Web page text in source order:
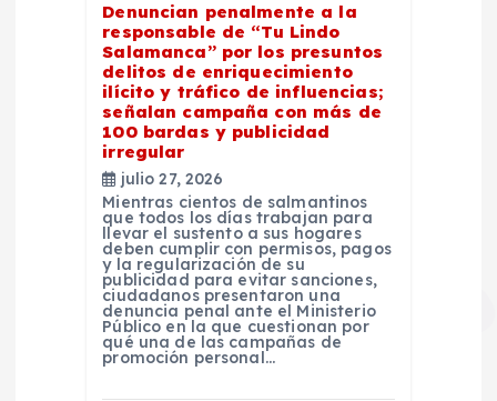
Denuncian penalmente a la
responsable de “Tu Lindo
Salamanca” por los presuntos
delitos de enriquecimiento
ilícito y tráfico de influencias;
señalan campaña con más de
100 bardas y publicidad
irregular
julio 27, 2026
Mientras cientos de salmantinos
que todos los días trabajan para
llevar el sustento a sus hogares
deben cumplir con permisos, pagos
y la regularización de su
publicidad para evitar sanciones,
ciudadanos presentaron una
denuncia penal ante el Ministerio
Público en la que cuestionan por
qué una de las campañas de
promoción personal…